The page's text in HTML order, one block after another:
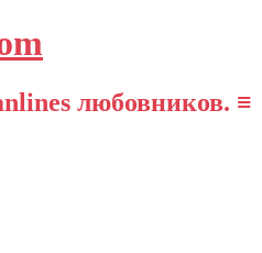
любовников. ≡